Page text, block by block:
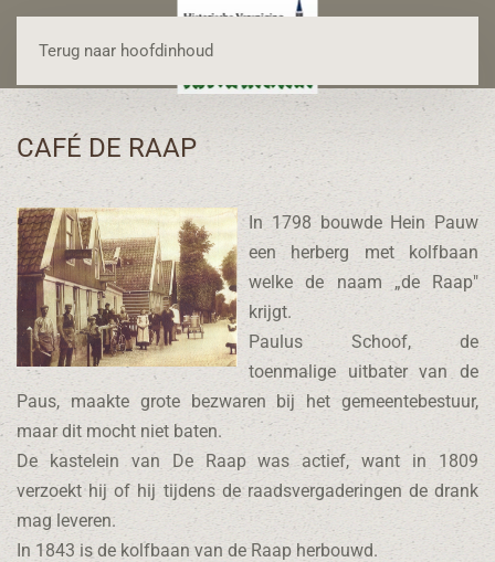
Terug naar hoofdinhoud
CAFÉ DE RAAP
In 1798 bouwde Hein Pauw
een herberg met kolfbaan
welke de naam „de Raap"
krijgt.
Paulus Schoof, de
toenmalige uitbater van de
Paus, maakte grote bezwaren bij het gemeentebestuur,
maar dit mocht niet baten.
De kastelein van De Raap was actief, want in 1809
verzoekt hij of hij tijdens de raadsvergaderingen de drank
mag leveren.
In 1843 is de kolfbaan van de Raap herbouwd.